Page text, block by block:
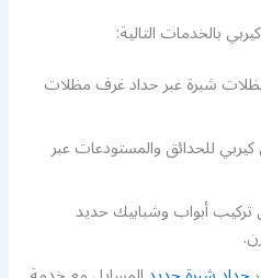
بالخدمات التالية:
شبرة عبر حداد غرف مظلات
للحدائق والمستودعات عبر
أبواب وشبابيك حديد